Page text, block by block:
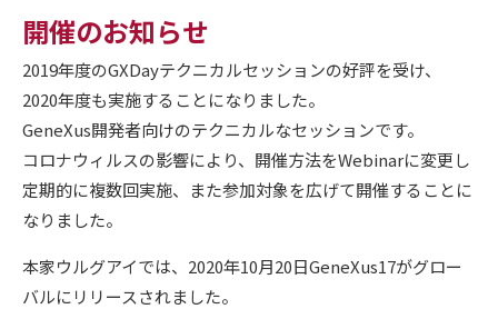
開催のお知らせ
2019年度のGXDayテクニカルセッションの好評を受け、
2020年度も実施することになりました。
GeneXus開発者向けのテクニカルなセッションです。
コロナウィルスの影響により、開催方法をWebinarに変更し
定期的に複数回実施、また参加対象を広げて開催することに
なりました。
本家ウルグアイでは、2020年10月20日GeneXus17がグロー
バルにリリースされました。